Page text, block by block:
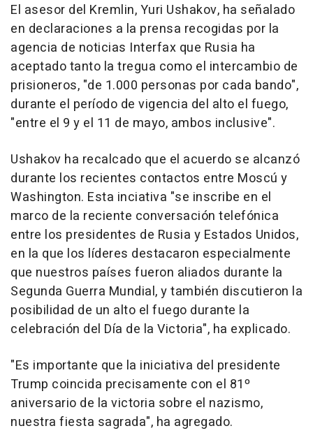
El asesor del Kremlin, Yuri Ushakov, ha señalado
en declaraciones a la prensa recogidas por la
agencia de noticias Interfax que Rusia ha
aceptado tanto la tregua como el intercambio de
prisioneros, "de 1.000 personas por cada bando",
durante el período de vigencia del alto el fuego,
"entre el 9 y el 11 de mayo, ambos inclusive".
Ushakov ha recalcado que el acuerdo se alcanzó
durante los recientes contactos entre Moscú y
Washington. Esta inciativa "se inscribe en el
marco de la reciente conversación telefónica
entre los presidentes de Rusia y Estados Unidos,
en la que los líderes destacaron especialmente
que nuestros países fueron aliados durante la
Segunda Guerra Mundial, y también discutieron la
posibilidad de un alto el fuego durante la
celebración del Día de la Victoria", ha explicado.
"Es importante que la iniciativa del presidente
Trump coincida precisamente con el 81º
aniversario de la victoria sobre el nazismo,
nuestra fiesta sagrada", ha agregado.